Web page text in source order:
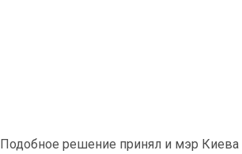
Подобное решение принял и мэр Киева